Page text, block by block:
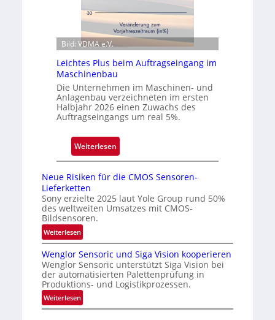
m
z
w
e
i
t
e
n
Q
a
r
t
a
i
c
s
e
r
ö
f
f
n
t
N
i
e
e
a
s
s
u
g
Bild: VDMA e.V.
Leichtes Plus beim Auftragseingang im
Maschinenbau
Die Unternehmen im Maschinen- und
Anlagenbau verzeichneten im ersten
Halbjahr 2026 einen Zuwachs des
Auftragseingangs um real 5%.
Weiterlesen
L
e
c
h
P
l
u
b
Neue Risiken für die CMOS Sensoren-
Lieferketten
Sony erzielte 2025 laut Yole Group rund 50%
des weltweiten Umsatzes mit CMOS-
Bildsensoren.
Weiterlesen:
N
e
u
e
R
i
Wenglor Sensoric und Siga Vision kooperieren
Wenglor Sensoric unterstützt Siga Vision bei
der automatisierten Palettenprüfung in
Produktions- und Logistikprozessen.
Weiterlesen:
W